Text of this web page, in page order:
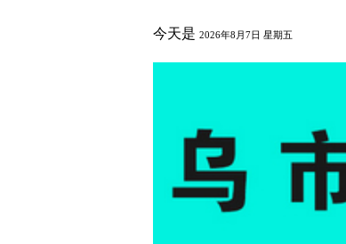
今天是 2026年8月7日 星期五